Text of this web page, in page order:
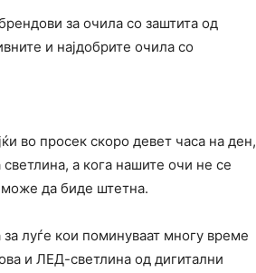
за очила со заштита од
и најдобрите очила со
во просек скоро девет часа на ден,
а кога нашите очи не се
да биде штетна.
луѓе кои поминуваат многу време
и ЛЕД-светлина од дигитални